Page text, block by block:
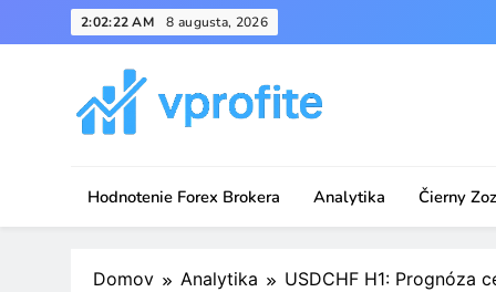
to
2:02:22 AM 8 augusta, 2026
Hodnotenie Forex Brokera Analytika Čierny
Domov Analytika USDCHF H1: Prognóza